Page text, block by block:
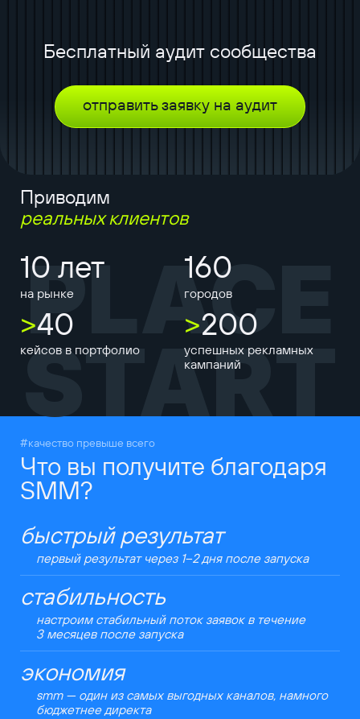
Бесплатный аудит сообщества
отправить заявку на аудит
Приводим
реальных клиентов
10 лет
на рынке
160
городов
>40
кейсов в портфолио
>200
успешных рекламных
кампаний
PLACE
START
#качество превыше всего
Что вы получите благодаря
SMM?
быстрый результат
первый результат через 1–2 дня после запуска
стабильность
настроим стабильный поток заявок в течение
3 месяцев после запуска
экономия
smm — один из самых выгодных каналов, намного
бюджетнее директа